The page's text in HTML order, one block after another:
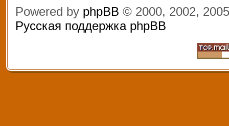
Powered by phpBB © 2000, 2002,
Русская поддержка phpBB